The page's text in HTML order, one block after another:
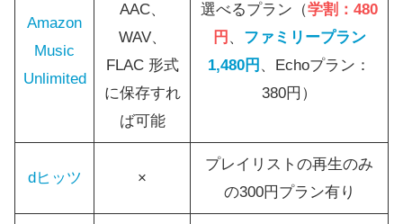
Amazon
Music
Unlimited
AAC、
WAV、
FLAC 形式
に保存すれ
ば可能
選べるプラン（学割：480
円 、 ファミリープラン
1,480円 、Echoプラン：
380円）
dヒッツ ×
プレイリストの再生のみ
の300円プラン有り